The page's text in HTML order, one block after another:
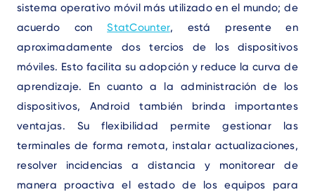
sistema operativo móvil más utilizado en el mundo; de
acuerdo conStatCounter, está presente en
aproximadamente dos tercios de los dispositivos
móviles. Esto facilita su adopción y reduce la curva de
aprendizaje. En cuanto a la administración de los
dispositivos, Android también brinda importantes
ventajas. Su flexibilidad permite gestionar las
terminales de forma remota, instalar actualizaciones,
resolver incidencias a distancia y monitorear de
manera proactiva el estado de los equipos para